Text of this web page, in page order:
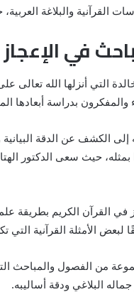
القرآنية والبلاغة
في الإعجاز
التي أنزلها الله تعالى
بدراسة أبعادها
الكشف عن الدقة البيانية
حيث سعى الدكتور
القرآن الكريم بطريقة
لبعض الأمثلة القرآنية
من الفصول والمباحث
البلاغي ودقة أساليبه.